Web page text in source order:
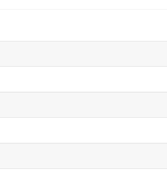
ngầm. Lần đầu gặp
thần bí, không biết người đứng đầu là
cuồng, tác phong làm việc kỳ quái.